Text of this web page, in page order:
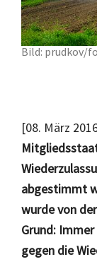
Bild: prudkov/
[08. März
abgestimmt
wurde von
Grund:
gegen die